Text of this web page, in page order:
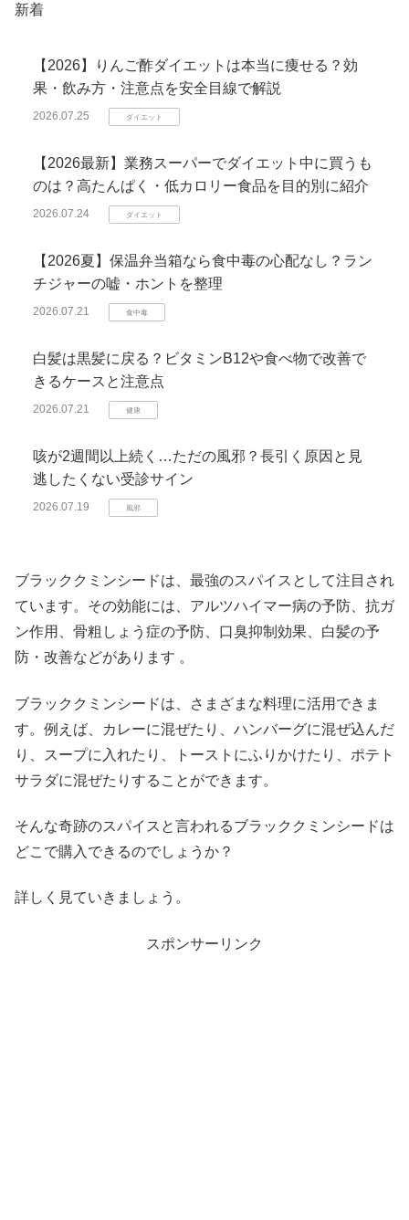
新着
【2026】りんご酢ダイエットは本当に痩せる？効
果・飲み方・注意点を安全目線で解説
2026.07.25 ダイエット
【2026最新】業務スーパーでダイエット中に買うも
のは？高たんぱく・低カロリー食品を目的別に紹介
2026.07.24 ダイエット
【2026夏】保温弁当箱なら食中毒の心配なし？ラン
チジャーの嘘・ホントを整理
2026.07.21 食中毒
白髪は黒髪に戻る？ビタミンB12や食べ物で改善で
きるケースと注意点
2026.07.21 健康
咳が2週間以上続く…ただの風邪？長引く原因と見
逃したくない受診サイン
2026.07.19 風邪
ブラッククミンシードは、最強のスパイスとして注目され
ています。その効能には、アルツハイマー病の予防、抗ガ
ン作用、骨粗しょう症の予防、口臭抑制効果、白髪の予
防・改善などがあります 。
ブラッククミンシードは、さまざまな料理に活用できま
す。例えば、カレーに混ぜたり、ハンバーグに混ぜ込んだ
り、スープに入れたり、トーストにふりかけたり、ポテト
サラダに混ぜたりすることができます。
そんな奇跡のスパイスと言われるブラッククミンシードは
どこで購入できるのでしょうか？
詳しく見ていきましょう。
スポンサーリンク